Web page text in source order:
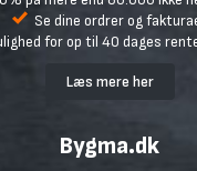
Se dine ordrer og
for op til 40 dages
Læs mere her
Bygma.dk